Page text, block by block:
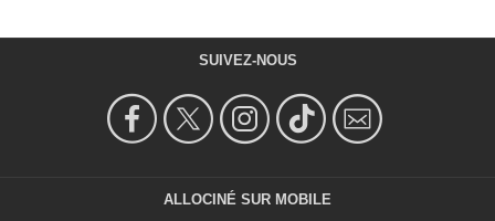
SUIVEZ-NOUS
ALLOCINÉ SUR MOBILE